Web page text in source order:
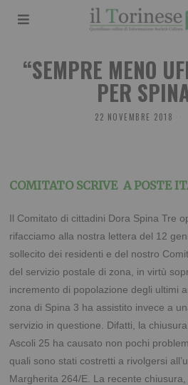
“SEMPRE MENO
PER
22 NOVEMBRE 2018
COMITATO SCRIVE A POSTE
Il Comitato di cittadini Dora Spina Tre
rifacciamo alla nostra lettera del 12
sollecito dei residenti e del nostro
del servizio postale di zona, in virtù
incremento di popolazione degli ultimi
zona di Spina 3 ha assistito invece a
servizio in questione. Difatti, la
Ascoli 25 ha causato non pochi
quali sono stati costretti a rivolgersi
Margherita 264/E. La recente